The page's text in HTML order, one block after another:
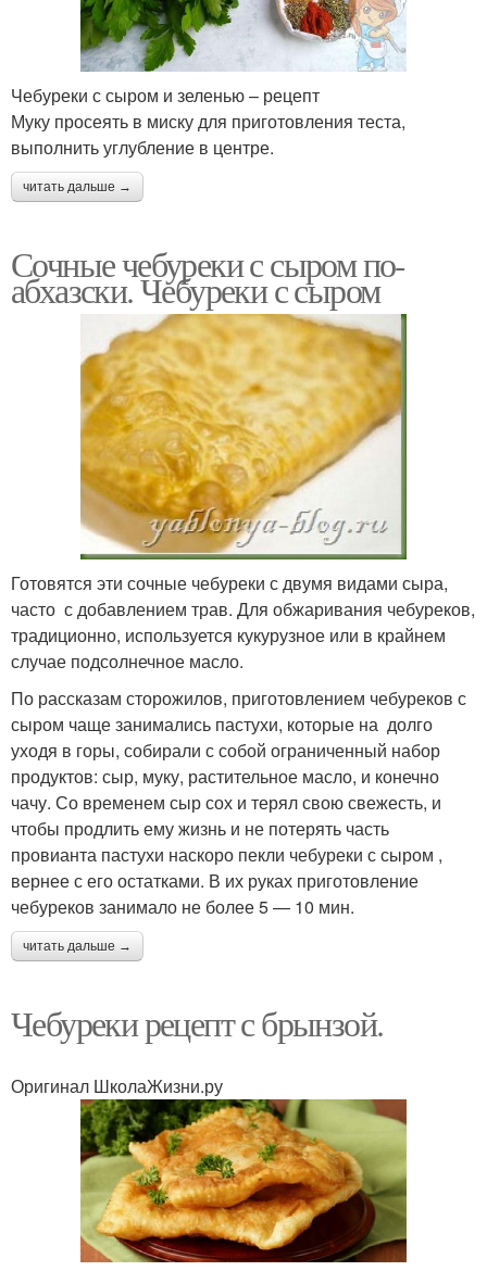
Чебуреки с сыром и зеленью – рецепт
Муку просеять в миску для приготовления теста,
выполнить углубление в центре.
читать дальше →
Сочные чебуреки с сыром по-
абхазски. Чебуреки с сыром
Готовятся эти сочные чебуреки с двумя видами сыра,
часто с добавлением трав. Для обжаривания чебуреков,
традиционно, используется кукурузное или в крайнем
случае подсолнечное масло.
По рассказам сторожилов, приготовлением чебуреков с
сыром чаще занимались пастухи, которые на долго
уходя в горы, собирали с собой ограниченный набор
продуктов: сыр, муку, растительное масло, и конечно
чачу. Со временем сыр сох и терял свою свежесть, и
чтобы продлить ему жизнь и не потерять часть
провианта пастухи наскоро пекли чебуреки с сыром ,
вернее с его остатками. В их руках приготовление
чебуреков занимало не более 5 — 10 мин.
читать дальше →
Чебуреки рецепт с брынзой.
Оригинал ШколаЖизни.ру